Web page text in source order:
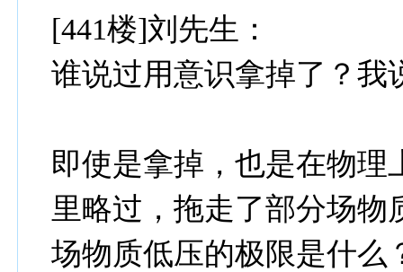
[441楼]刘先生：
谁说过用意识拿掉了？我
即使是拿掉，也是在物理
里略过，拖走了部分场
场物质低压的极限是什么